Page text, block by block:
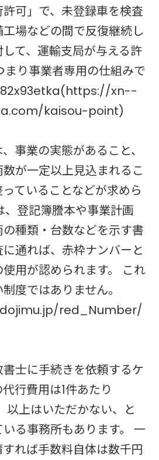
可」で、未登録車を検査
場などの間で反復継続し
て、運輸支局が与える許
まり事業者専用の仕組みで
xn--
kaisou-point)
事業の実態があること、
が一定以上見込まれるこ
ていることなどが求めら
、登記簿謄本や事業計画
種類・台数などを示す書
通れば、赤枠ナンバーと
用が認められます。 これ
度ではありません。
red_Number/
士に手続きを依頼するケ
行費用は1件あたり
上はいただかない、と
る事務所もあります。 一
れば手数料自体は数千円